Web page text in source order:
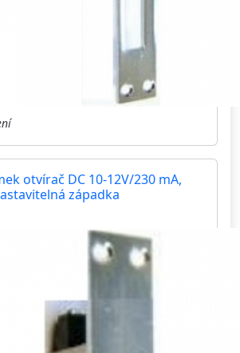
otvírač DC 10-12V/230 mA,
západka